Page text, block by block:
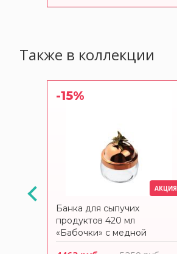
Также в коллекции
АКЦИЯ
-15%
АКЦИЯ
Банка для сыпучих
продуктов 420 мл
«Бабочки» с медной